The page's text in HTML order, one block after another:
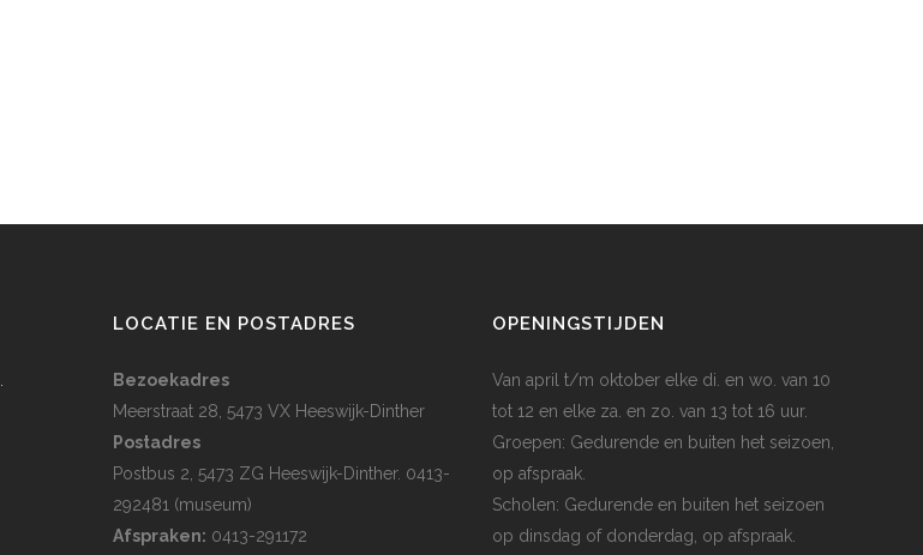
LOCATIE EN POSTADRES
Bezoekadres
Meerstraat 28, 5473 VX Heeswijk-Dinther
Postadres
Postbus 2, 5473 ZG Heeswijk-Dinther. 0413-
292481 (museum)
Afspraken: 0413-291172
OPENINGSTIJDEN
Van april t/m oktober elke di. en wo. van 10
tot 12 en elke za. en zo. van 13 tot 16 uur.
Groepen: Gedurende en buiten het seizoen,
op afspraak.
Scholen: Gedurende en buiten het seizoen
op dinsdag of donderdag, op afspraak.